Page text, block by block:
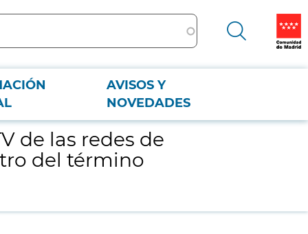
AVISOS Y
NOVEDADES
término municipal de Cáceres
de las redes de
del término